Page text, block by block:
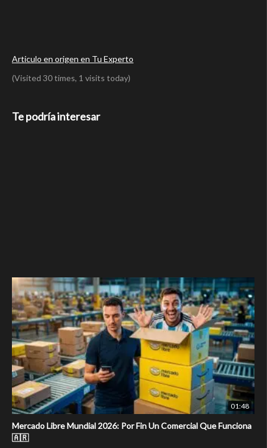
Articulo en origen en Tu Experto
(Visited 30 times, 1 visits today)
Te podría interesar
01:48
Mercado Libre Mundial 2026: Por Fin Un Comercial Que Funciona
🇦🇷